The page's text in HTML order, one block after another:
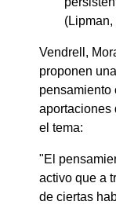
(Lipman,
Vendrell,
proponen
pensamiento
aportaciones
el tema:
"El
activo que a
de ciertas